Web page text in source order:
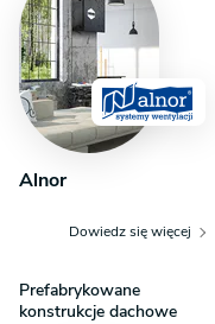
Alnor
Dowiedz się więcej
Prefabrykowane
konstrukcje dachowe